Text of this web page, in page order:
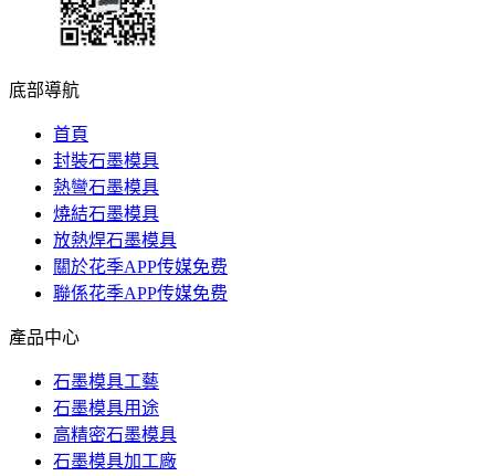
底部導航
首頁
封裝石墨模具
熱彎石墨模具
燒結石墨模具
放熱焊石墨模具
關於花季APP传媒免费
聯係花季APP传媒免费
產品中心
石墨模具工藝
石墨模具用途
高精密石墨模具
石墨模具加工廠